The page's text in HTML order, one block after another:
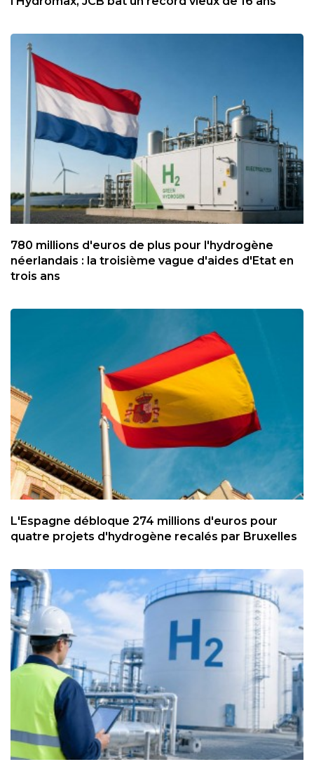
780 millions d'euros de plus pour l'hydrogène
néerlandais : la troisième vague d'aides d'Etat en
trois ans
L'Espagne débloque 274 millions d'euros pour
quatre projets d'hydrogène recalés par Bruxelles